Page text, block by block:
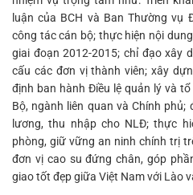
luận của BCH và Ban Thường vụ
công tác cán bộ; thực hiện nội
giai đoạn 2012-2015; chỉ đạo xây
cấu các đơn vị thành viên; xây
định ban hành Điều lệ quản lý và
Bộ, ngành liên quan và Chính phủ;
lương, thu nhập cho NLĐ; thực
phòng, giữ vững an ninh chính trị
đơn vị cao su đứng chân, góp
giao tốt đẹp giữa Việt Nam với Lào